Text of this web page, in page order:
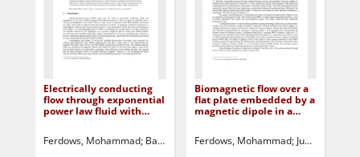
Electrically conducting
flow through exponential
power law fluid with
Ferdows, Mohammad Bangalee, M.Z.I. Liu, Don Jurczak, Paweł - red.
Biomagnetic flow over a
flat plate embedded by a
magnetic dipole in a
Ferdows, Mohammad Jumana,